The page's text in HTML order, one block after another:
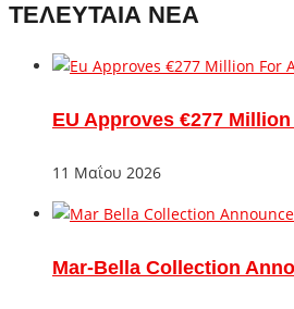
ΤΕΛΕΥΤΑΙΑ ΝΕΑ
EU Approves €277
11 Μαΐου 2026
Mar-Bella Collection